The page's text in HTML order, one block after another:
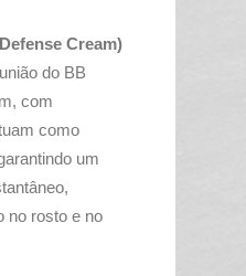
Cream)
do BB
com
como
um
no rosto e no